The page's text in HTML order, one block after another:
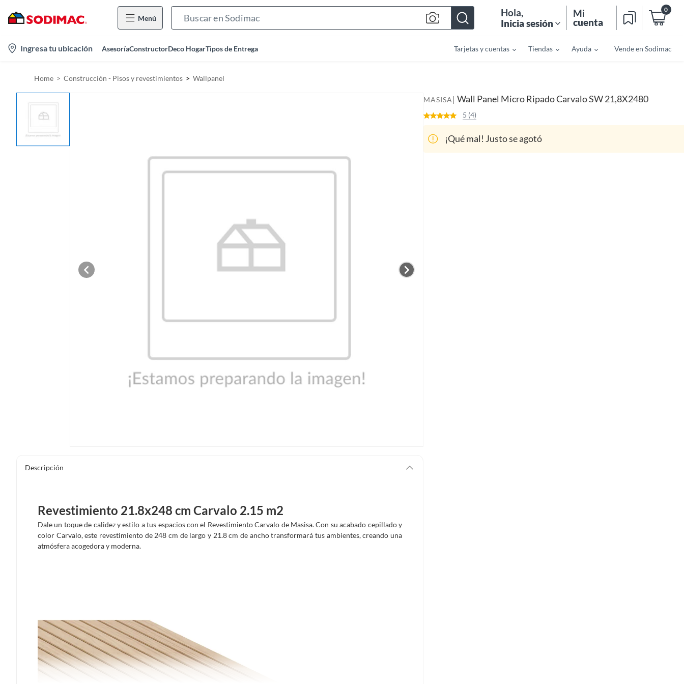
Menú Hola,
Inicia sesión
Mi
cuenta
0
Ingresa tu ubicación AsesoríaConstructorDeco HogarTipos de Entrega Tarjetas y cuentas Tiendas Ayuda Vende en Sodimac
Home Construcción - Pisos y revestimientos Wallpanel
Descripción
Revestimiento 21.8x248 cm Carvalo 2.15 m2
Dale un toque de calidez y estilo a tus espacios con el Revestimiento Carvalo de Masisa. Con su acabado cepillado y
color Carvalo, este revestimiento de 248 cm de largo y 21.8 cm de ancho transformará tus ambientes, creando una
atmósfera acogedora y moderna.
MASISA | Wall Panel Micro Ripado Carvalo SW 21,8X2480
5 (4)
¡Qué mal! Justo se agotó